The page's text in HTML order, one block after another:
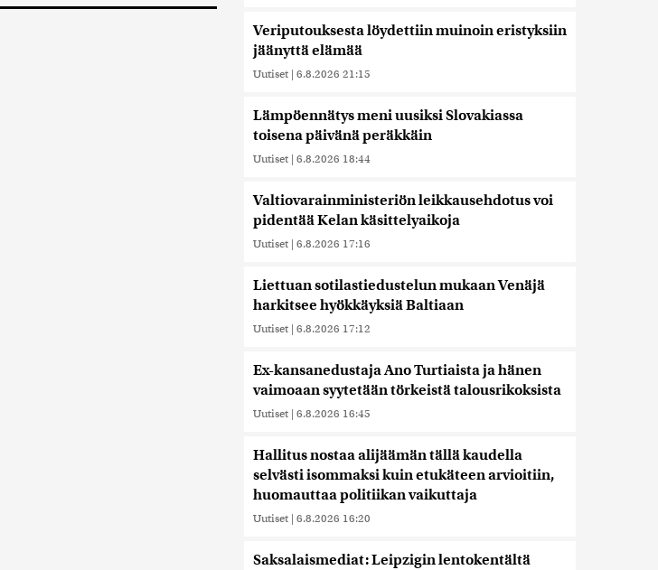
Veriputouksesta löydettiin muinoin eristyksiin
jäänyttä elämää
Uutiset | 6.8.2026 21:15
Lämpöennätys meni uusiksi Slovakiassa
toisena päivänä peräkkäin
Uutiset | 6.8.2026 18:44
Valtiovarainministeriön leikkausehdotus voi
pidentää Kelan käsittelyaikoja
Uutiset | 6.8.2026 17:16
Liettuan sotilastiedustelun mukaan Venäjä
harkitsee hyökkäyksiä Baltiaan
Uutiset | 6.8.2026 17:12
Ex-kansanedustaja Ano Turtiaista ja hänen
vaimoaan syytetään törkeistä talousrikoksista
Uutiset | 6.8.2026 16:45
Hallitus nostaa alijäämän tällä kaudella
selvästi isommaksi kuin etukäteen arvioitiin,
huomauttaa politiikan vaikuttaja
Uutiset | 6.8.2026 16:20
Saksalaismediat: Leipzigin lentokentältä